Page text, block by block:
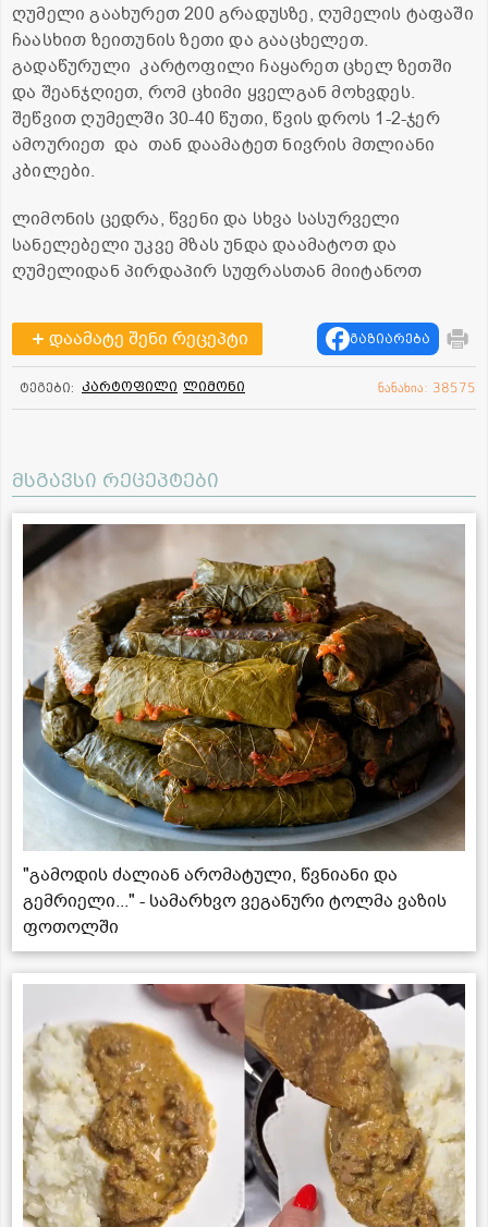
ღუმელი გაახურეთ 200 გრადუსზე, ღუმელის ტაფაში
ჩაასხით ზეითუნის ზეთი და გააცხელეთ.
გადაწურული კარტოფილი ჩაყარეთ ცხელ ზეთში
და შეანჯღიეთ, რომ ცხიმი ყველგან მოხვდეს.
შეწვით ღუმელში 30-40 წუთი, წვის დროს 1-2-ჯერ
ამოურიეთ და თან დაამატეთ ნივრის მთლიანი
კბილები.
ლიმონის ცედრა, წვენი და სხვა სასურველი
სანელებელი უკვე მზას უნდა დაამატოთ და
ღუმელიდან პირდაპირ სუფრასთან მიიტანოთ
დაამატე შენი რეცეპტი გაზიარება
ტეგები: კარტოფილი ლიმონი ნანახია: 38575
მსგავსი რეცეპტები
"გამოდის ძალიან არომატული, წვნიანი და
გემრიელი..." - სამარხვო ვეგანური ტოლმა ვაზის
ფოთოლში